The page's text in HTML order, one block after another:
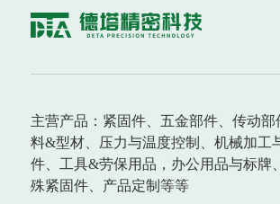
主营产品：紧固件、五金部件、传动
料&型材、压力与温度控制、机械加工
件、工具&劳保用品，办公用品与标牌
殊紧固件、产品定制等等